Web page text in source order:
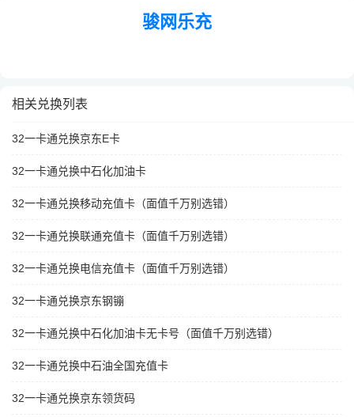
骏网乐充
相关兑换列表
32一卡通兑换京东E卡
32一卡通兑换中石化加油卡
32一卡通兑换移动充值卡（面值千万别选错）
32一卡通兑换联通充值卡（面值千万别选错）
32一卡通兑换电信充值卡（面值千万别选错）
32一卡通兑换京东钢镚
32一卡通兑换中石化加油卡无卡号（面值千万别选错）
32一卡通兑换中石油全国充值卡
32一卡通兑换京东领货码